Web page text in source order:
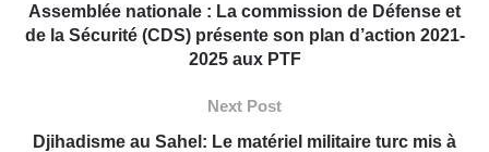
Assemblée nationale : La commission de Défense et
de la Sécurité (CDS) présente son plan d’action 2021-
2025 aux PTF
Next Post
Djihadisme au Sahel: Le matériel militaire turc mis à